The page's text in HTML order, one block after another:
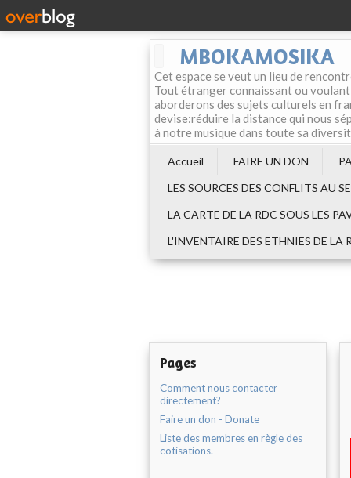
MBOKAMOSIKA
Cet espace se veut un lieu de
Tout étranger connaissant ou
aborderons des sujets culturels en
devise:réduire la distance qui nous
à notre musique dans toute sa
Accueil FAIRE UN DON
LES SOURCES DES CONFLITS AU
LA CARTE DE LA RDC SOUS LES
L'INVENTAIRE DES ETHNIES DE LA
Pages
Comment nous contacter
directement?
Faire un don - Donate
Liste des membres en règle des
cotisations.